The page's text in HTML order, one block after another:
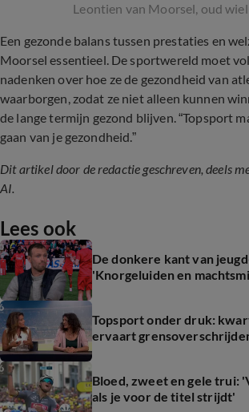
Leontien van Moorsel, oud
Een gezonde balans tussen prestaties en
Moorsel essentieel. De sportwereld moet
nadenken over hoe ze de gezondheid van
waarborgen, zodat ze niet alleen kunnen
de lange termijn gezond blijven. “Topsport
gaan van je gezondheid.”
Dit artikel door de redactie geschreven, deels
AI.
Lees ook
De donkere kant van
'Knorgeluiden en
Topsport onder druk:
ervaart
Bloed, zweet en gele trui:
als je voor de titel strijdt'